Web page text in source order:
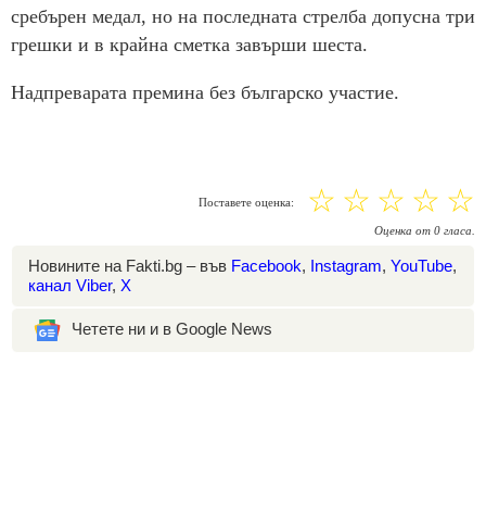
сребърен медал, но на последната стрелба допусна три
грешки и в крайна сметка завърши шеста.
Надпреварата премина без българско участие.
Поставете оценка: ☆
☆
☆
☆
☆
Оценка от 0 гласа.
Новините на Fakti.bg – във Facebook, Instagram, YouTube,
канал Viber, X
Четете ни и в Google News